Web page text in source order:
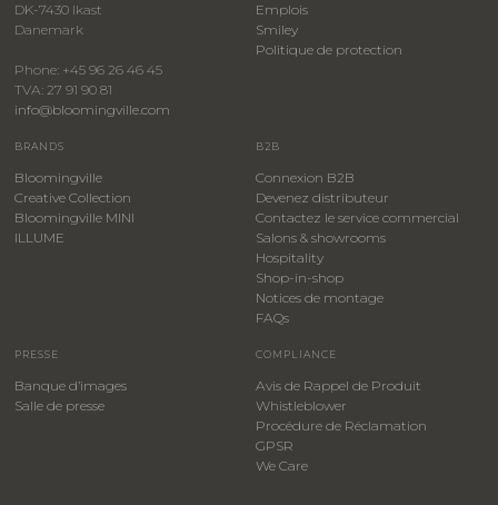
DK-7430 Ikast
Danemark
Phone: +45 96 26 46 45
TVA: 27 91 90 81
info@bloomingville.com
Emplois
Smiley
​Politique de protection
BRANDS
Bloomingville
Creative Collection
Bloomingville MINI
ILLUME
B2B
Connexion B2B
Devenez distributeur
Contactez le service commercial
Salons & showrooms
Hospitality
​Shop-in-shop
Notices de montage
FAQs
PRESSE
Banque d’images
Salle de presse
COMPLIANCE
Avis de Rappel de Produit
Whistleblower
​Procédure de Réclamation
GPSR
We Care